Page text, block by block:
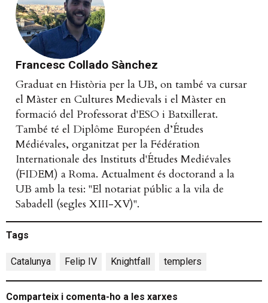
Francesc Collado Sànchez
Graduat en Història per la UB, on també va cursar
el Màster en Cultures Medievals i el Màster en
formació del Professorat d'ESO i Batxillerat.
També té el Diplôme Européen d’Études
Médiévales, organitzat per la Fédération
Internationale des Instituts d'Études Mediévales
(FIDEM) a Roma. Actualment és doctorand a la
UB amb la tesi: "El notariat públic a la vila de
Sabadell (segles XIII-XV)".
Tags
Catalunya Felip IV Knightfall templers
Comparteix i comenta-ho a les xarxes